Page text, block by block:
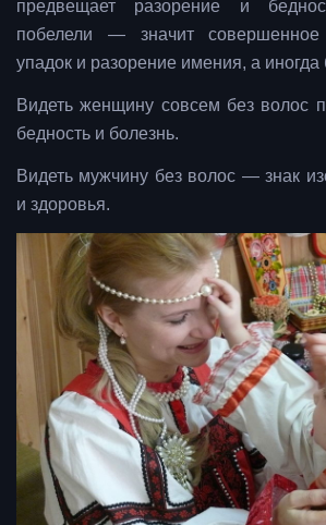
предвещает разорение и
побелели — значит
упадок и разорение имения, а иногда
Видеть женщину совсем без волос
бедность и болезнь.
Видеть мужчину без волос — знак
и здоровья.